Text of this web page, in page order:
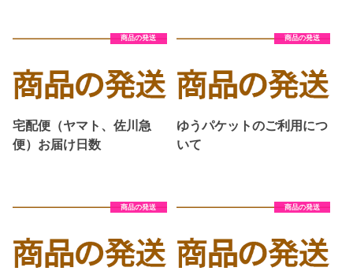
商品の発送
宅配便（ヤマト、佐川急
便）お届け日数
商品の発送
ゆうパケットのご利用につ
いて
商品の発送 商品の発送